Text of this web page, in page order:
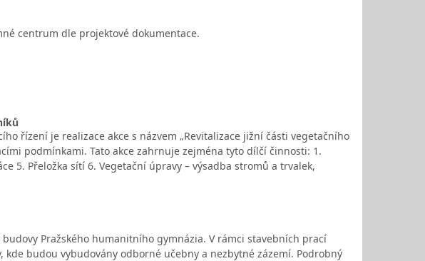
centrum dle projektové dokumentace.
řízení je realizace akce s názvem „Revitalizace jižní části vegetačního
podmínkami. Tato akce zahrnuje zejména tyto dílčí činnosti: 1.
5. Přeložka sítí 6. Vegetační úpravy – výsadba stromů a trvalek,
Pražského humanitního gymnázia. V rámci stavebních prací
kde budou vybudovány odborné učebny a nezbytné zázemí. Podrobný